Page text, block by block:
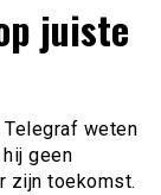
juiste
weten
geen
zijn toekomst.